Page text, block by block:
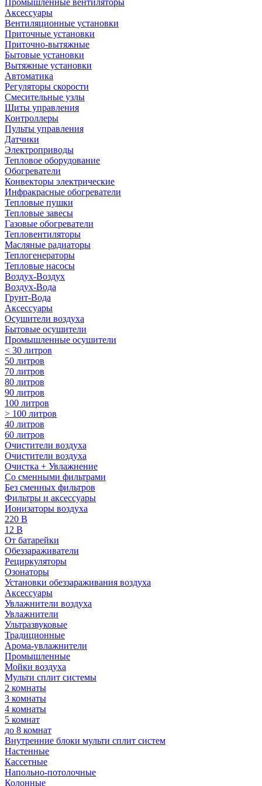
Промышленные вентиляторы
Аксессуары
Вентиляционные установки
Приточные установки
Приточно-вытяжные
Бытовые установки
Вытяжные установки
Автоматика
Регуляторы скорости
Смесительные узлы
Щиты управления
Контроллеры
Пульты управления
Датчики
Электроприводы
Тепловое оборудование
Обогреватели
Конвекторы электрические
Инфракрасные обогреватели
Тепловые пушки
Тепловые завесы
Газовые обогреватели
Тепловентиляторы
Масляные радиаторы
Теплогенераторы
Тепловые насосы
Воздух-Воздух
Воздух-Вода
Грунт-Вода
Аксессуары
Осушители воздуха
Бытовые осушители
Промышленные осушители
< 30 литров
50 литров
70 литров
80 литров
90 литров
100 литров
> 100 литров
40 литров
60 литров
Очистители воздуха
Очистители воздуха
Очистка + Увлажнение
Cо сменными фильтрами
Без сменных фильтров
Фильтры и аксессуары
Ионизаторы воздуха
220 В
12 В
От батарейки
Обеззараживатели
Рециркуляторы
Озонаторы
Установки обеззараживания воздуха
Аксессуары
Увлажнители воздуха
Увлажнители
Ультразвуковые
Традиционные
Арома-увлажнители
Промышленные
Мойки воздуха
Мульти сплит системы
2 комнаты
3 комнаты
4 комнаты
5 комнат
до 8 комнат
Внутренние блоки мульти сплит систем
Настенные
Кассетные
Напольно-потолочные
Колонные